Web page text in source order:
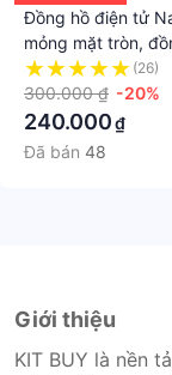
Đồng hồ điện tử
mỏng mặt tròn,
siicol sang trọng
nam dây da mặt
SKMEI OC236
(26)
300.000 ₫ -20%
240.000₫
Đã bán 48
Giới thiệu
KIT BUY là nền